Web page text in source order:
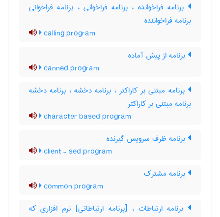
برنامه فراخوانده ، برنامه فراخوانی ، برنامه فراخوانی
برنامه فراخواننده
calling program
برنامه از پیش آماده
canned program
برنامه مبتنی بر کاراکتر ، برنامه دخشه ، برنامه دخشه
برنامه مبتنی بر کاراکتر
character based program
برنامه ظرف سرویس گیرنده
client - sed program
برنامه مشترک
common program
برنامه ارتباطات ، [برنامه ارتباطاتی] نرم افزاری که